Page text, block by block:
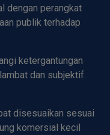
dengan perangkat
publik terhadap
ketergantungan
dan subjektif.
disesuaikan sesuai
komersial kecil